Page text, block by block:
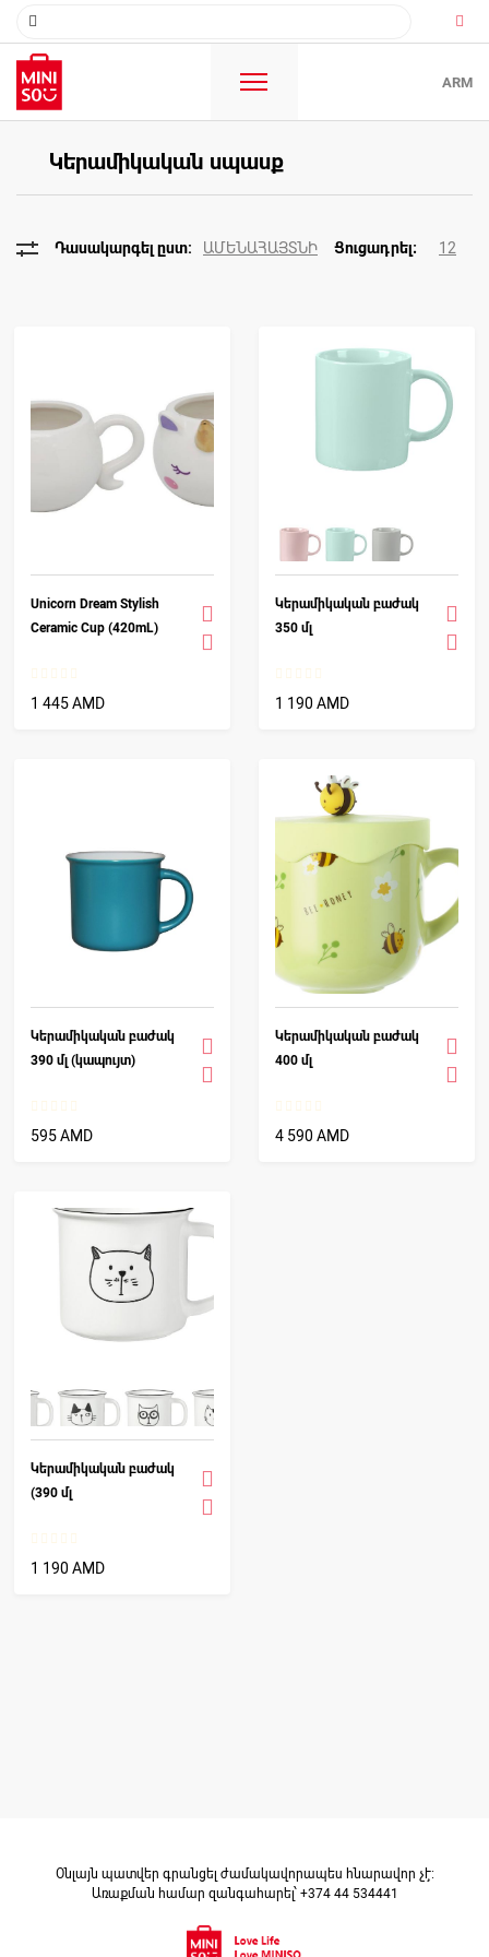
ARM
Կերամիկական սպասք
ԱՄԵՆԱՀԱՅՏՆԻ 12
Unicorn Dream Stylish
Ceramic Cup (420mL)
1 445 AMD
Կերամիկական բաժակ
350 մլ
1 190 AMD
Կերամիկական բաժակ
390 մլ (կապույտ)
595 AMD
Կերամիկական բաժակ
400 մլ
4 590 AMD
Կերամիկական բաժակ
(390 մլ
1 190 AMD
Օնլայն պատվեր գրանցել ժամակավորապես հնարավոր չէ։
Առաքման համար զանգահարել՝ +374 44 534441